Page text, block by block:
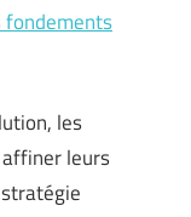
fondements
les
leurs